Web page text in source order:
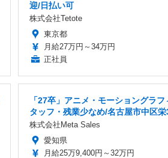
迎/日払い可
株式会社Tetote
東京都
月給27万円～34万円
正社員
「27卒」アニメ・モーショングラ
タッフ・残業少なめ/名古屋市中区栄
株式会社Meta Sales
愛知県
月給25万9,400円～32万円